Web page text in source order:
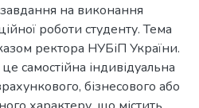
на виконання
роботи студенту. Тема
ректора НУБіП України.
самостійна індивідуальна
бізнесового або